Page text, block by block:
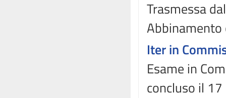
Trasmessa
Abbinamento
Iter in
Esame in
concluso il